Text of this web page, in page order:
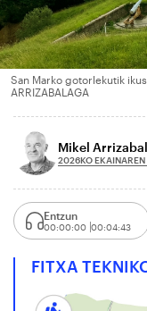
San Marko gotorlekutik
ARRIZABALAGA
FITXA
Mikel
2026KO EKAINAREN
Entzun
00:00:00 00:04:43